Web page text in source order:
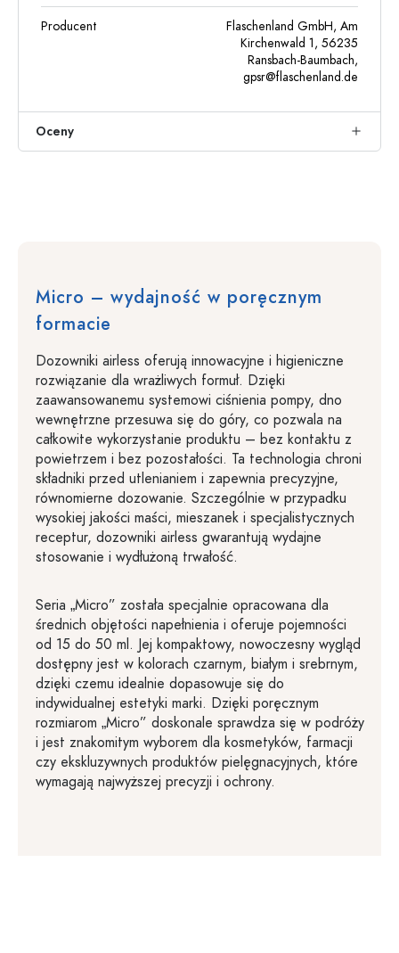
Producent
Flaschenland GmbH, Am
Kirchenwald 1, 56235
Ransbach-Baumbach,
gpsr@flaschenland.de
Oceny
Micro – wydajność w poręcznym
formacie
Dozowniki airless oferują innowacyjne i higieniczne
rozwiązanie dla wrażliwych formuł. Dzięki
zaawansowanemu systemowi ciśnienia pompy, dno
wewnętrzne przesuwa się do góry, co pozwala na
całkowite wykorzystanie produktu – bez kontaktu z
powietrzem i bez pozostałości. Ta technologia chroni
składniki przed utlenianiem i zapewnia precyzyjne,
równomierne dozowanie. Szczególnie w przypadku
wysokiej jakości maści, mieszanek i specjalistycznych
receptur, dozowniki airless gwarantują wydajne
stosowanie i wydłużoną trwałość.
Seria „Micro” została specjalnie opracowana dla
średnich objętości napełnienia i oferuje pojemności
od 15 do 50 ml. Jej kompaktowy, nowoczesny wygląd
dostępny jest w kolorach czarnym, białym i srebrnym,
dzięki czemu idealnie dopasowuje się do
indywidualnej estetyki marki. Dzięki poręcznym
rozmiarom „Micro” doskonale sprawdza się w podróży
i jest znakomitym wyborem dla kosmetyków, farmacji
czy ekskluzywnych produktów pielęgnacyjnych, które
wymagają najwyższej precyzji i ochrony.